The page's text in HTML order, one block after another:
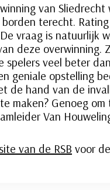
van
borden terecht.
vraag is natuurlijk
deze overwinning.
spelers veel beter
geniale opstelling
de hand van de
maken? Genoeg om
Van
van de RSB voor